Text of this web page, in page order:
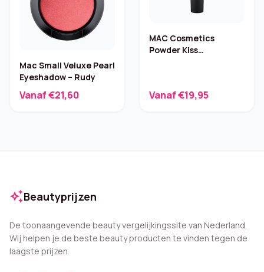
Mac Small Veluxe Pearl
Eyeshadow – Rudy
Vanaf €21,60
MAC Cosmetics
Powder Kiss
Vanaf €19,95
auto_awesomeBeautyprijzen
De toonaangevende beauty vergelijkingssite van Nederland.
Wij helpen je de beste beauty producten te vinden tegen de
laagste prijzen.